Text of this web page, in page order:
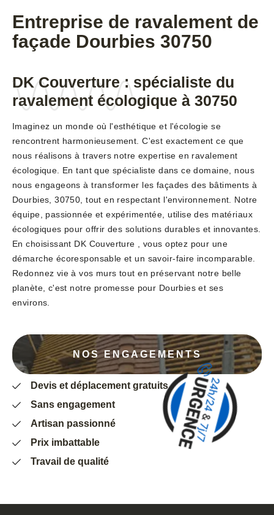
Entreprise de ravalement de
façade Dourbies 30750
DK Couverture : spécialiste du
ravalement écologique à 30750
Imaginez un monde où l'esthétique et l'écologie se
rencontrent harmonieusement. C'est exactement ce que
nous réalisons à travers notre expertise en ravalement
écologique. En tant que spécialiste dans ce domaine, nous
nous engageons à transformer les façades des bâtiments à
Dourbies, 30750, tout en respectant l'environnement. Notre
équipe, passionnée et expérimentée, utilise des matériaux
écologiques pour offrir des solutions durables et innovantes.
En choisissant DK Couverture , vous optez pour une
démarche écoresponsable et un savoir-faire incomparable.
Redonnez vie à vos murs tout en préservant notre belle
planète, c'est notre promesse pour Dourbies et ses
environs.
NOS ENGAGEMENTS
Devis et déplacement gratuits
Sans engagement
Artisan passionné
Prix imbattable
Travail de qualité